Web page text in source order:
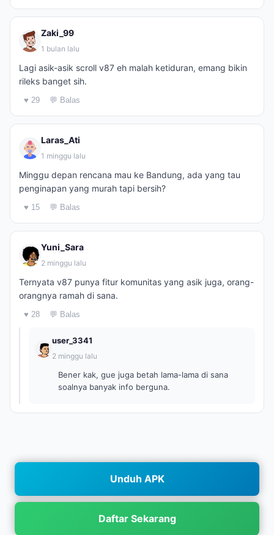
Zaki_99
1 bulan lalu
Lagi asik-asik scroll v87 eh malah ketiduran, emang bikin
rileks banget sih.
♥ 29 💬 Balas
Laras_Ati
1 minggu lalu
Minggu depan rencana mau ke Bandung, ada yang tau
penginapan yang murah tapi bersih?
♥ 15 💬 Balas
Yuni_Sara
2 minggu lalu
Ternyata v87 punya fitur komunitas yang asik juga, orang-
orangnya ramah di sana.
♥ 28 💬 Balas
user_3341
2 minggu lalu
Bener kak, gue juga betah lama-lama di sana
soalnya banyak info berguna.
Unduh APK
Daftar Sekarang